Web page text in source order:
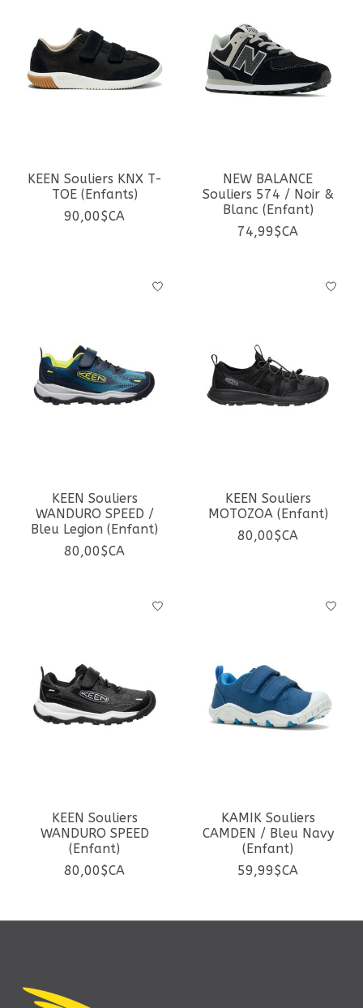
KEEN Souliers KNX T-
TOE (Enfants)
90,00$CA
NEW BALANCE
Souliers 574 / Noir &
Blanc (Enfant)
74,99$CA
KEEN Souliers
WANDURO SPEED /
Bleu Legion (Enfant)
80,00$CA
KEEN Souliers
MOTOZOA (Enfant)
80,00$CA
KEEN Souliers
WANDURO SPEED
(Enfant)
80,00$CA
KAMIK Souliers
CAMDEN / Bleu Navy
(Enfant)
59,99$CA